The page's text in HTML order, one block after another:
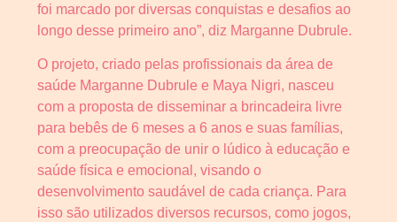
foi marcado por diversas conquistas e desafios ao
longo desse primeiro ano”, diz Marganne Dubrule.
O projeto, criado pelas profissionais da área de
saúde Marganne Dubrule e Maya Nigri, nasceu
com a proposta de disseminar a brincadeira livre
para bebês de 6 meses a 6 anos e suas famílias,
com a preocupação de unir o lúdico à educação e
saúde física e emocional, visando o
desenvolvimento saudável de cada criança. Para
isso são utilizados diversos recursos, como jogos,